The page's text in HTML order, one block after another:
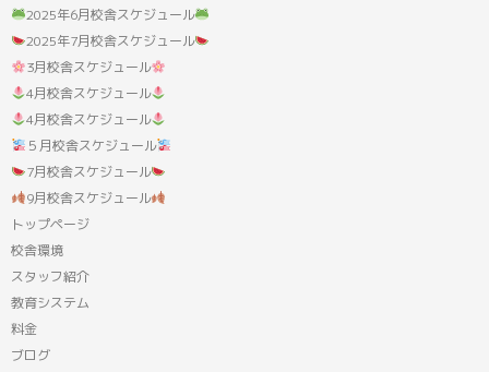
2025年6月校舎スケジュール
2025年7月校舎スケジュール
3月校舎スケジュール
4月校舎スケジュール
4月校舎スケジュール
５月校舎スケジュール
7月校舎スケジュール
9月校舎スケジュール
トップページ
校舎環境
スタッフ紹介
教育システム
料金
ブログ